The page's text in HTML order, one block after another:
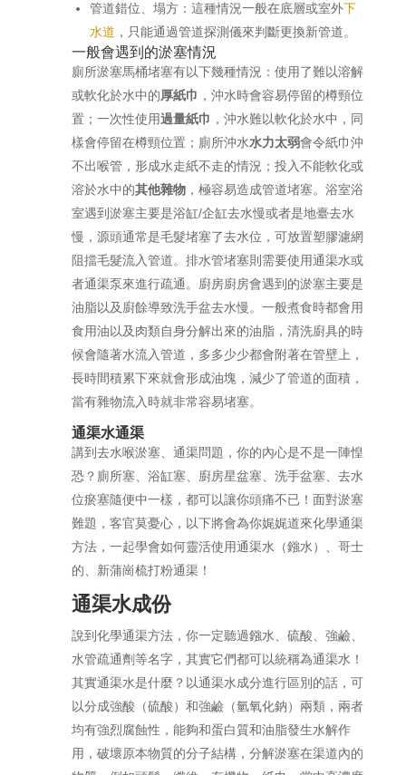
管道錯位、塌方：這種情況一般在底層或室外下
水道 ，只能通過管道探測儀來判斷更換新管道。
一般會遇到的淤塞情況
廁所淤塞馬桶堵塞有以下幾種情況：使用了難以溶解
或軟化於水中的厚紙巾 ，沖水時會容易停留的樽頸位
置；一次性使用過量紙巾 ，沖水難以軟化於水中，同
樣會停留在樽頸位置；廁所沖水水力太弱會令紙巾沖
不出喉管，形成水走紙不走的情況；投入不能軟化或
溶於水中的其他雜物，極容易造成管道堵塞。浴室浴
室遇到淤塞主要是浴缸/企缸去水慢或者是地臺去水
慢，源頭通常是毛髮堵塞了去水位，可放置塑膠濾網
阻擋毛髮流入管道。排水管堵塞則需要使用通渠水或
者通渠泵來進行疏通。廚房廚房會遇到的淤塞主要是
油脂以及廚餘導致洗手盆去水慢。一般煮食時都會用
食用油以及肉類自身分解出來的油脂，清洗廚具的時
候會隨著水流入管道，多多少少都會附著在管壁上，
長時間積累下來就會形成油塊，減少了管道的面積，
當有雜物流入時就非常容易堵塞。
通渠水通渠
講到去水喉淤塞、通渠問題，你的內心是不是一陣惶
恐？廁所塞、浴缸塞、廚房星盆塞、洗手盆塞、去水
位瘀塞隨便中一樣，都可以讓你頭痛不已！面對淤塞
難題，客官莫憂心，以下將會為你娓娓道來化學通渠
方法，一起學會如何靈活使用通渠水（鏹水）、哥士
的、新蒲崗梳打粉通渠！
通渠水成份
說到化學通渠方法，你一定聽過鏹水、硫酸、強鹼、
水管疏通劑等名字，其實它們都可以統稱為通渠水！
其實通渠水是什麼？以通渠水成分進行區別的話，可
以分成強酸（硫酸）和強鹼（氫氧化鈉）兩類，兩者
均有強烈腐蝕性，能夠和蛋白質和油脂發生水解作
用，破壞原本物質的分子結構，分解淤塞在渠道內的